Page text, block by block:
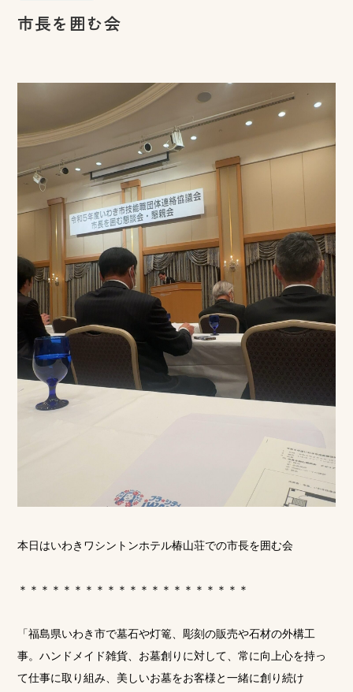
市長を囲む会
本日はいわきワシントンホテル椿山荘での市長を囲む会
＊＊＊＊＊＊＊＊＊＊＊＊＊＊＊＊＊＊＊＊＊
「福島県いわき市で墓石や灯篭、彫刻の販売や石材の外構工
事。ハンドメイド雑貨、お墓創りに対して、常に向上心を持っ
て仕事に取り組み、美しいお墓をお客様と一緒に創り続け